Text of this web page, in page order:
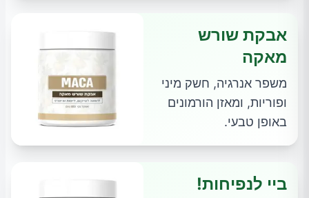
אבקת שורש
מאקה
משפר אנרגיה, חשק מיני
ופוריות, ומאזן הורמונים
באופן טבעי.
ביי לנפיחות!